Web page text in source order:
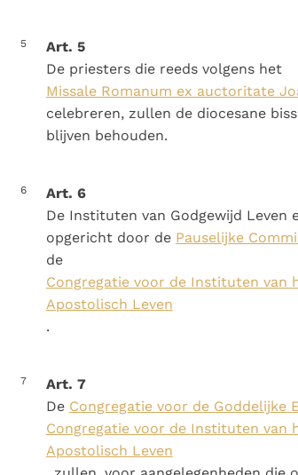
5
Art. 5
De priesters die reeds volgens het
Missale Romanum ex auctoritate
celebreren, zullen de diocesane
blijven behouden.
6
Art. 6
De Instituten van Godgewijd Leven
opgericht door de Pauselijke
de
Congregatie voor de Instituten van
Apostolisch Leven
.
7
Art. 7
De Congregatie voor de Goddelijke
Congregatie voor de Instituten van
Apostolisch Leven